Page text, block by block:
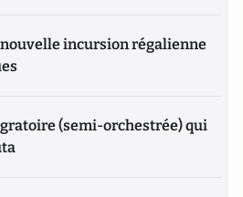
nouvelle incursion régalienne
(semi-orchestrée) qui